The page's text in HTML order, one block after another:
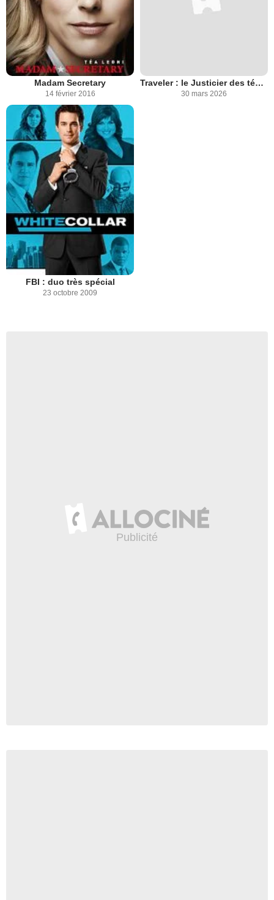
Madam Secretary
14 février 2016
Traveler : le Justicier des ténèbres
30 mars 2026
FBI : duo très spécial
23 octobre 2009